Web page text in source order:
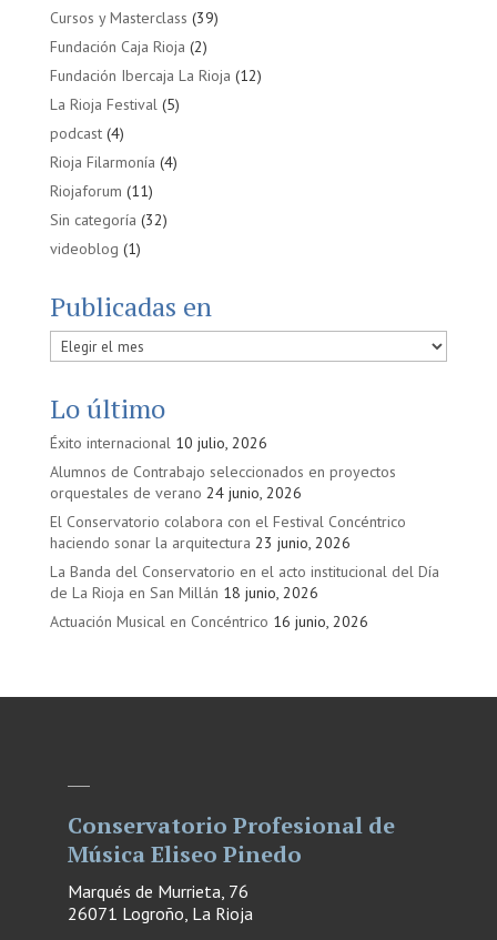
Cursos y Masterclass (39)
Fundación Caja Rioja (2)
Fundación Ibercaja La Rioja (12)
La Rioja Festival(5)
podcast(4)
Rioja Filarmonía (4)
Riojaforum (11)
Sin categoría (32)
videoblog (1)
Publicadas en
Publicadas
en
Lo último
Éxito internacional 10 julio, 2026
Alumnos de Contrabajo seleccionados en proyectos
orquestales de verano 24 junio, 2026
El Conservatorio colabora con el Festival Concéntrico
haciendo sonar la arquitectura 23 junio, 2026
La Banda del Conservatorio en el acto institucional del Día
de La Rioja en San Millán 18 junio, 2026
Actuación Musical en Concéntrico 16 junio, 2026
Conservatorio Profesional de
Música Eliseo Pinedo
Marqués de Murrieta, 76
26071 Logroño, La Rioja